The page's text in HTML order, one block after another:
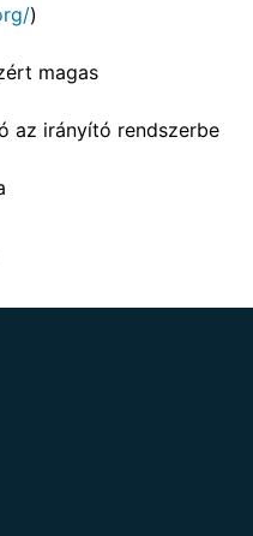
)
magas
az irányító rendszerbe